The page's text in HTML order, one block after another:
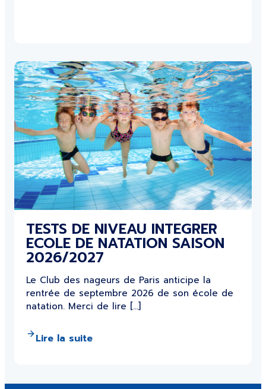
TESTS DE NIVEAU INTEGRER
ECOLE DE NATATION SAISON
2026/2027
Le Club des nageurs de Paris anticipe la
rentrée de septembre 2026 de son école de
natation. Merci de lire […]
Lire la suite